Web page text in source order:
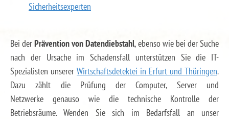
Sicherheitsexperten
Bei derPrävention von Datendiebstahl, ebenso wie bei der Suche
nach der Ursache im Schadensfall unterstützen Sie die IT-
Spezialisten unserer Wirtschaftsdetektei in Erfurt und Thüringen.
Dazu zählt die Prüfung der Computer, Server und
Netzwerke genauso wie die technische Kontrolle der
Betriebsräume. Wenden Sie sich im Bedarfsfall an unser